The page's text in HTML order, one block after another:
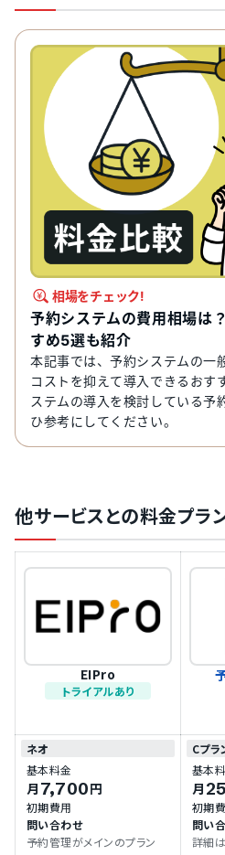
相場をチェック!
予約システムの費用相場は
すめ5選も紹介
本記事では、予約システムの一
コストを抑えて導入できるおす
ステムの導入を検討している予
ひ参考にしてください。
他サービスとの料金プラ
EIPro
トライアルあり
ネオ
基本料金
月 7,700円
初期費用
問い合わせ
予約管理がメインのプラン
Cプラ
基本
月
初期
問い
詳細